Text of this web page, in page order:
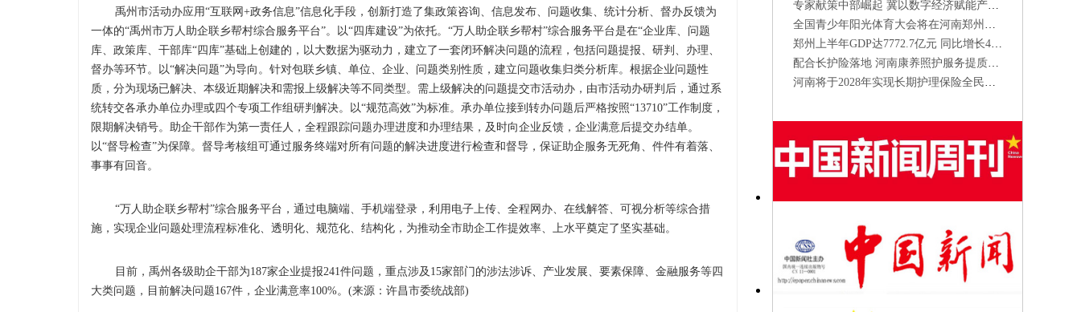
禹州市活动办应用“互联网+政务信息”信息化手段，创新打造了集政策咨询、信息发布、问题收集、统计分析、督办反馈为
一体的“禹州市万人助企联乡帮村综合服务平台”。以“四库建设”为依托。“万人助企联乡帮村”综合服务平台是在“企业库、问题
库、政策库、干部库“四库”基础上创建的，以大数据为驱动力，建立了一套闭环解决问题的流程，包括问题提报、研判、办理、
督办等环节。以“解决问题”为导向。针对包联乡镇、单位、企业、问题类别性质，建立问题收集归类分析库。根据企业问题性
质，分为现场已解决、本级近期解决和需报上级解决等不同类型。需上级解决的问题提交市活动办，由市活动办研判后，通过系
统转交各承办单位办理或四个专项工作组研判解决。以“规范高效”为标准。承办单位接到转办问题后严格按照“13710”工作制度，
限期解决销号。助企干部作为第一责任人，全程跟踪问题办理进度和办理结果，及时向企业反馈，企业满意后提交办结单。
以“督导检查”为保障。督导考核组可通过服务终端对所有问题的解决进度进行检查和督导，保证助企服务无死角、件件有着落、
事事有回音。
“万人助企联乡帮村”综合服务平台，通过电脑端、手机端登录，利用电子上传、全程网办、在线解答、可视分析等综合措
施，实现企业问题处理流程标准化、透明化、规范化、结构化，为推动全市助企工作提效率、上水平奠定了坚实基础。
目前，禹州各级助企干部为187家企业提报241件问题，重点涉及15家部门的涉法涉诉、产业发展、要素保障、金融服务等四
大类问题，目前解决问题167件，企业满意率100%。(来源：许昌市委统战部)